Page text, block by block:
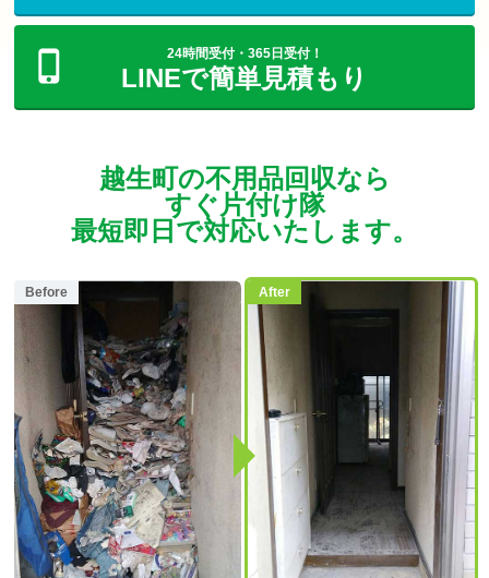
24時間受付・365日受付！
LINEで簡単見積もり
越生町の不用品回収なら
すぐ片付け隊
最短即日で対応いたします。
Before After